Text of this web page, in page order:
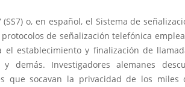
(SS7) o, en español, el Sistema de
de señalización telefónica
el establecimiento y finalización de
demás. Investigadores alemanes
que socavan la privacidad de los